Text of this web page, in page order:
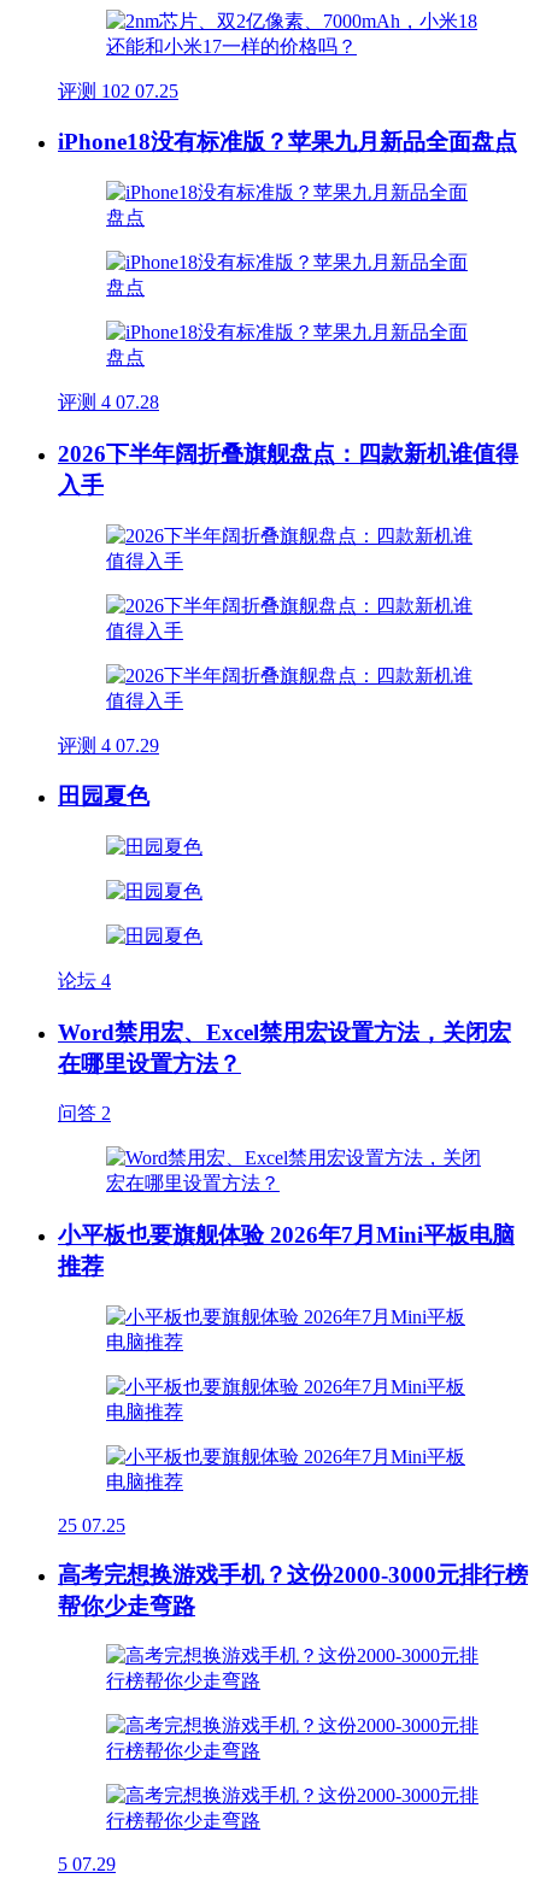
评测 102 07.25
iPhone18没有标准版？苹果九月新品全面盘点
评测 4 07.28
2026下半年阔折叠旗舰盘点：四款新机谁值得
入手
评测 4 07.29
田园夏色
论坛 4
Word禁用宏、Excel禁用宏设置方法，关闭宏
在哪里设置方法？
问答 2
小平板也要旗舰体验 2026年7月Mini平板电脑
推荐
25 07.25
高考完想换游戏手机？这份2000-3000元排行榜
帮你少走弯路
5 07.29